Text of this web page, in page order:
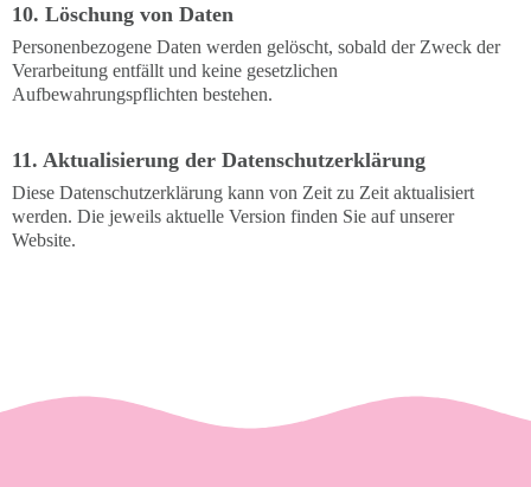
10. Löschung von Daten
Personenbezogene Daten werden gelöscht, sobald der Zweck der
Verarbeitung entfällt und keine gesetzlichen
Aufbewahrungspflichten bestehen.
11. Aktualisierung der Datenschutzerklärung
Diese Datenschutzerklärung kann von Zeit zu Zeit aktualisiert
werden. Die jeweils aktuelle Version finden Sie auf unserer
Website.